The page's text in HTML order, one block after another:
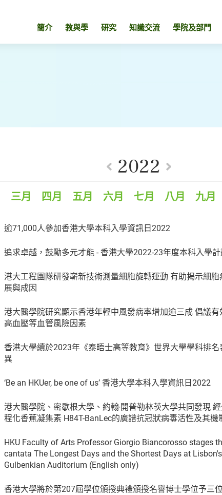
簡介 教與學 研究 知識交流 學院及部門
2022
三月 四月 五月 六月 七月 八月 九月
逾71,000人參加香港大學本科入學資訊日2022
追求卓越，鼓勵多元才能 - 香港大學2022-23年度本科入學計
港大工程團隊研發嶄新技術測量細胞旋轉運動 有助揭示細胞
展與成因
港大醫學院研究顯示香港年輕中風發病率增加逾三成 倡議有
高血壓等血管風險因素
香港大學續於2023年《泰晤士高等教育》世界大學學科排名
異
‘Be an HKUer, be one of us’ 香港大學本科入學資訊日2022
港大醫學院、密歇根大學、約翰‧開普勒林茨大學共同發現
程化香蕉凝集素 H84T-BanLec的廣譜抗冠狀病毒活性及其機
HKU Faculty of Arts Professor Giorgio Biancorosso stages
cantata The Longest Days and the Shortest Days at Lisbon's
Gulbenkian Auditorium (English only)
香港大學將於第207屆學位頒授典禮頒授名譽博士學位予三